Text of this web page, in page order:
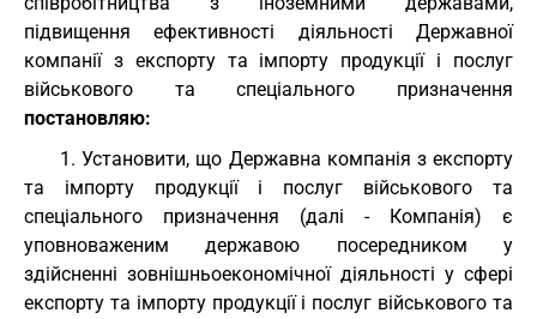
підвищення ефективності діяльності Державної
компанії з експорту та імпорту продукції і послуг
військового та спеціального призначення
постановляю:
1. Установити, що Державна компанія з експорту
та імпорту продукції і послуг військового та
спеціального призначення (далі - Компанія) є
уповноваженим державою посередником у
здійсненні зовнішньоекономічної діяльності у сфері
експорту та імпорту продукції і послуг військового та